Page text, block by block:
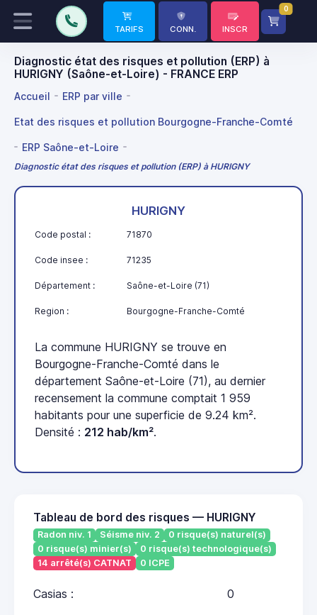
TARIFS CONN. INSCR
0
Diagnostic état des risques et pollution (ERP) à
HURIGNY (Saône-et-Loire) - FRANCE ERP
Accueil ERP par ville
Etat des risques et pollution Bourgogne-Franche-Comté
ERP Saône-et-Loire
Diagnostic état des risques et pollution (ERP) à HURIGNY
HURIGNY
Code postal : 71870
Code insee : 71235
Département : Saône-et-Loire (71)
Region : Bourgogne-Franche-Comté
La commune HURIGNY se trouve en
Bourgogne-Franche-Comté dans le
département Saône-et-Loire (71), au dernier
recensement la commune comptait 1 959
habitants pour une superficie de 9.24 km².
Densité : 212 hab/km².
Tableau de bord des risques — HURIGNY
Radon niv. 1 Séisme niv. 2
0 risque(s) naturel(s)
0 risque(s) minier(s)
0 risque(s) technologique(s)
14 arrêté(s) CATNAT
0 ICPE
Casias : 0